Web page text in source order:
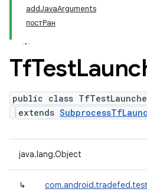
addJavaArguments
постРан
TfTest
public class
extends
java.lang.Object
↳